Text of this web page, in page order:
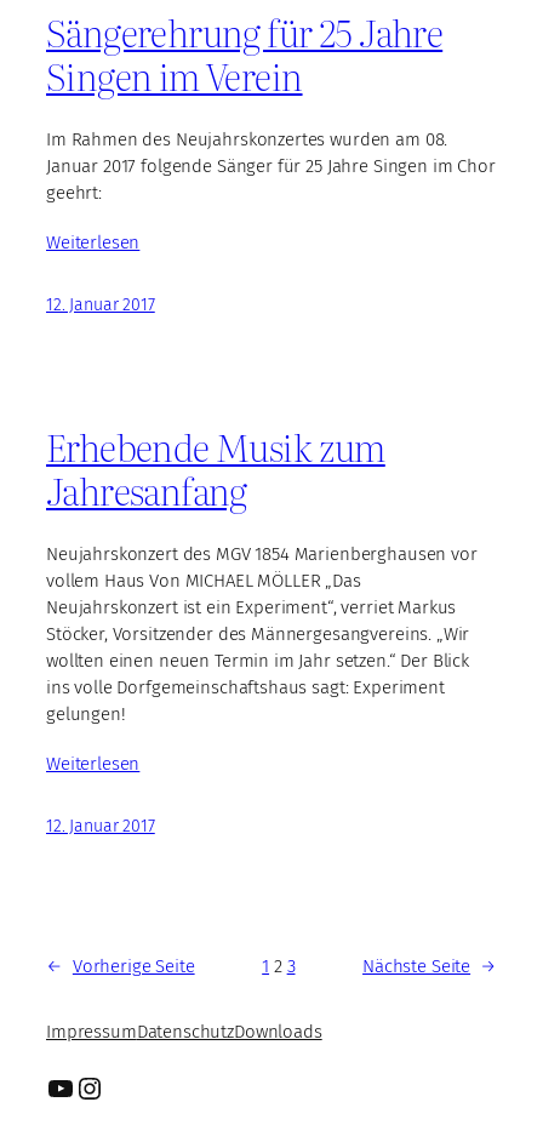
Sängerehrung für 25 Jahre
Singen im Verein
Im Rahmen des Neujahrskonzertes wurden am 08.
Januar 2017 folgende Sänger für 25 Jahre Singen im Chor
geehrt:
Weiterlesen
12. Januar 2017
Erhebende Musik zum
Jahresanfang
Neujahrskonzert des MGV 1854 Marienberghausen vor
vollem Haus Von MICHAEL MÖLLER „Das
Neujahrskonzert ist ein Experiment“, verriet Markus
Stöcker, Vorsitzender des Männergesangvereins. „Wir
wollten einen neuen Termin im Jahr setzen.“ Der Blick
ins volle Dorfgemeinschaftshaus sagt: Experiment
gelungen!
Weiterlesen
12. Januar 2017
← Vorherige Seite 1 2 3 Nächste Seite →
ImpressumDatenschutzDownloads
YouTube Instagram